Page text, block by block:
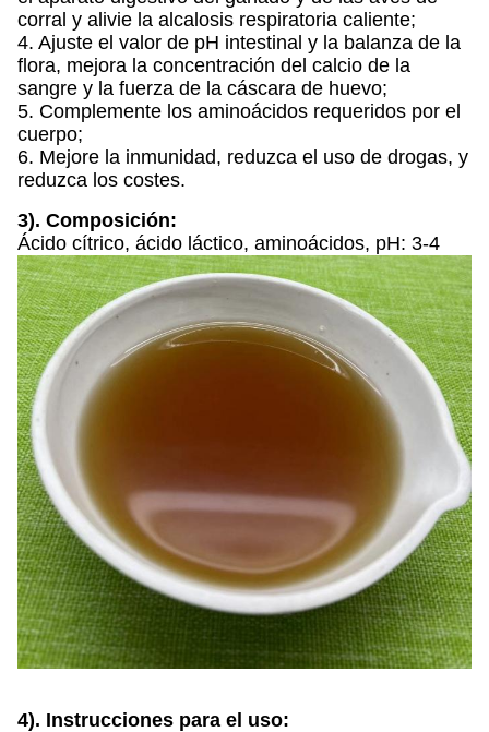
corral y alivie la alcalosis respiratoria caliente;
4. Ajuste el valor de pH intestinal y la balanza de la
flora, mejora la concentración del calcio de la
sangre y la fuerza de la cáscara de huevo;
5. Complemente los aminoácidos requeridos por el
cuerpo;
6. Mejore la inmunidad, reduzca el uso de drogas, y
reduzca los costes.
3). Composición:
Ácido cítrico, ácido láctico, aminoácidos, pH: 3-4
4). Instrucciones para el uso: